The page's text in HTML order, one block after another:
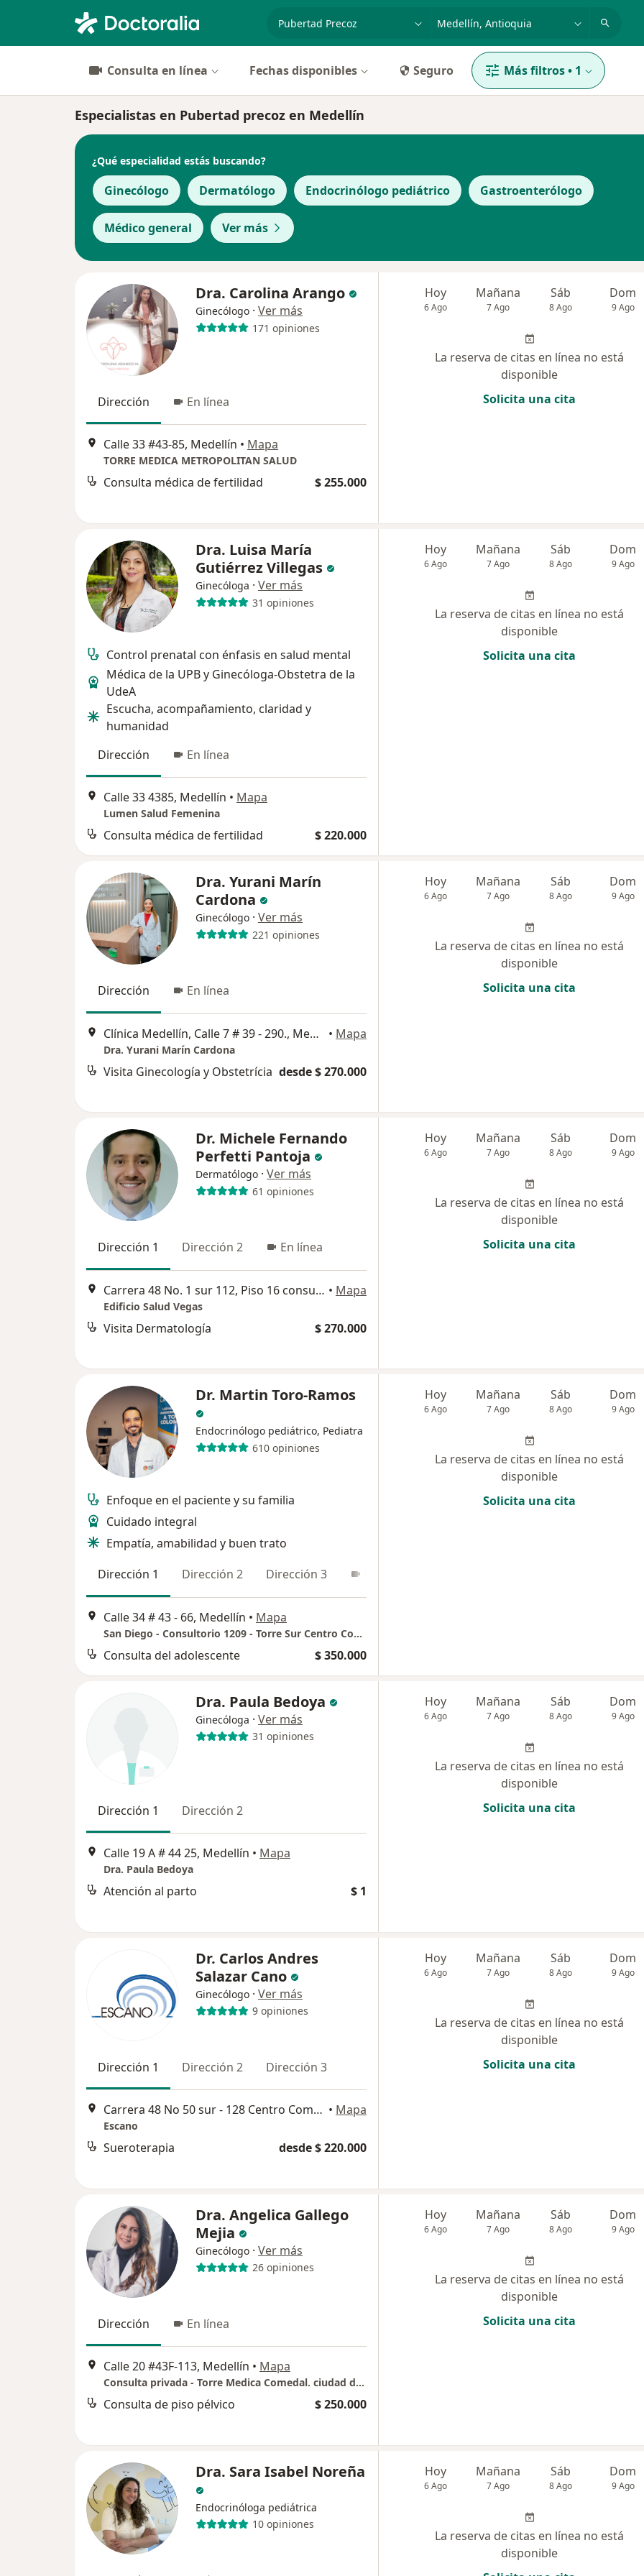
p. ej. Bogotá
Consulta en línea Fechas disponibles Seguro Más filtros• 1
Especialistas en Pubertad precoz en Medellín
¿Qué especialidad estás buscando?
Ginecólogo Dermatólogo Endocrinólogo pediátrico Gastroenterólogo
Médico general Ver más
Dra. Carolina Arango
Ginecólogo · Ver más
171 opiniones
Dirección En línea
Calle 33 #43-85, Medellín • Mapa
TORRE MEDICA METROPOLITAN SALUD
Consulta médica de fertilidad $ 255.000
Hoy
6 Ago
Mañana
7 Ago
Sáb
8 Ago
Dom
9 Ago
La reserva de citas en línea no está
disponible
Solicita una cita
Dra. Luisa María
Gutiérrez Villegas
Ginecóloga · Ver más
31 opiniones
Control prenatal con énfasis en salud mental
Médica de la UPB y Ginecóloga-Obstetra de la
UdeA
Escucha, acompañamiento, claridad y
humanidad
Dirección
En línea
Calle 33 4385, Medellín • Mapa
Lumen Salud Femenina
Consulta médica de fertilidad $ 220.000
Hoy
6 Ago
Mañana
7 Ago
Sáb
8 Ago
Dom
9 Ago
La reserva de citas en línea no está
disponible
Solicita una cita
Dra. Yurani Marín
Cardona
Ginecólogo · Ver más
221 opiniones
Dirección En línea
Clínica Medellín, Calle 7 # 39 - 290., Medellín • Mapa
Dra. Yurani Marín Cardona
Visita Ginecología y Obstetrícia desde $ 270.000
Hoy
6 Ago
Mañana
7 Ago
Sáb
8 Ago
Dom
9 Ago
La reserva de citas en línea no está
disponible
Solicita una cita
Dr. Michele Fernando
Perfetti Pantoja
Dermatólogo · Ver más
61 opiniones
Dirección 1 Dirección 2 En línea
Carrera 48 No. 1 sur 112, Piso 16 consultorio 07, Medellín • Mapa
Edificio Salud Vegas
Visita Dermatología $ 270.000
Hoy
6 Ago
Mañana
7 Ago
Sáb
8 Ago
Dom
9 Ago
La reserva de citas en línea no está
disponible
Solicita una cita
Dr. Martin Toro-Ramos
Endocrinólogo pediátrico, Pediatra
610 opiniones
Enfoque en el paciente y su familia
Cuidado integral
Empatía, amabilidad y buen trato
Dirección 1
Dirección 2 Dirección 3
Calle 34 # 43 - 66, Medellín • Mapa
San Diego - Consultorio 1209 - Torre Sur Centro Comercial San Diego
Consulta del adolescente $ 350.000
Hoy
6 Ago
Mañana
7 Ago
Sáb
8 Ago
Dom
9 Ago
La reserva de citas en línea no está
disponible
Solicita una cita
Dra. Paula Bedoya
Ginecóloga · Ver más
31 opiniones
Dirección 1 Dirección 2
Calle 19 A # 44 25, Medellín • Mapa
Dra. Paula Bedoya
Atención al parto $ 1
Hoy
6 Ago
Mañana
7 Ago
Sáb
8 Ago
Dom
9 Ago
La reserva de citas en línea no está
disponible
Solicita una cita
Dr. Carlos Andres
Salazar Cano
Ginecólogo · Ver más
9 opiniones
Dirección 1 Dirección 2 Dirección 3
Carrera 48 No 50 sur - 128 Centro Comercial Mayorca, Medellín • Mapa
Escano
Sueroterapia desde $ 220.000
Hoy
6 Ago
Mañana
7 Ago
Sáb
8 Ago
Dom
9 Ago
La reserva de citas en línea no está
disponible
Solicita una cita
Dra. Angelica Gallego
Mejia
Ginecólogo · Ver más
26 opiniones
Dirección En línea
Calle 20 #43F-113, Medellín • Mapa
Consulta privada - Torre Medica Comedal. ciudad del Rio
Consulta de piso pélvico $ 250.000
Hoy
6 Ago
Mañana
7 Ago
Sáb
8 Ago
Dom
9 Ago
La reserva de citas en línea no está
disponible
Solicita una cita
Dra. Sara Isabel Noreña
Endocrinóloga pediátrica
10 opiniones
Hoy
6 Ago
Mañana
7 Ago
Sáb
8 Ago
Dom
9 Ago
La reserva de citas en línea no está
disponible